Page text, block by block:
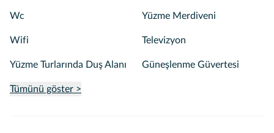
Wc Yüzme Merdiveni
Wifi Televizyon
Yüzme Turlarında Duş Alanı Güneşlenme Güvertesi
Tümünü göster >